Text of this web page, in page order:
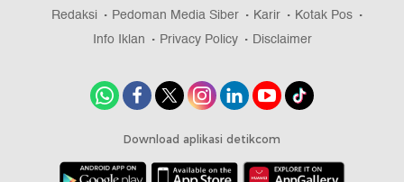
Redaksi Pedoman Media Siber Karir
Kotak Pos
Info Iklan
Privacy Policy Disclaimer
Download aplikasi detikcom